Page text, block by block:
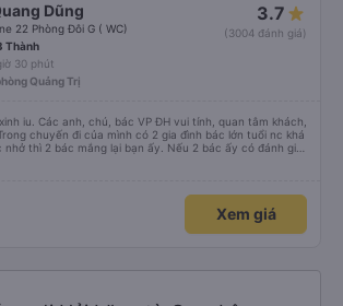
Dũng
22 Phòng Đôi G ( WC)
3.7
(3004 đánh giá)
Thành
30 phút
Quảng Trị
iu. Các anh, chú, bác VP ĐH vui tính, quan tâm khách,
tuổi nc khá
thì 2 bác mắng lại bạn ấy. Nếu 2 bác ấy có đánh giá
lại nha. Bạn ấy nhắc nhở rất đúng. 2 bác nói rất to. To
ấy bị trừ thì bảo bạn ấy liên hệ sđt của mình, mình hỗ
666, chuyến ĐH-NT ngày 16/1. À các bạn nữ lễ tân xinh
phòng đơn sang đôi xong còn note là (một mình) yêu
Xem giá